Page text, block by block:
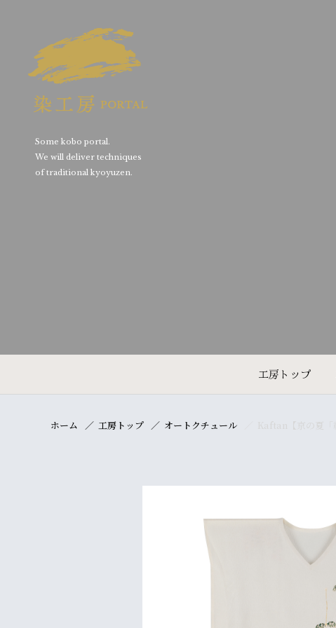
Some kobo portal.
We will deliver techniques
of traditional kyoyuzen.
工房トップ
ホーム 工房トップ オートクチュール